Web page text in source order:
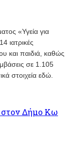
«Υγεία για
ιατρικές
και παιδιά, καθώς
σε 1.105
στοιχεία εδώ.
στον Δήμο Κω